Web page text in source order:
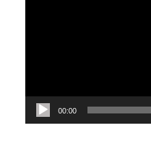
00:00